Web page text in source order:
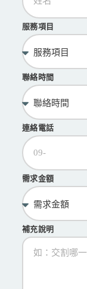
服務項目
聯絡時間
連絡電話
需求金額
補充說明